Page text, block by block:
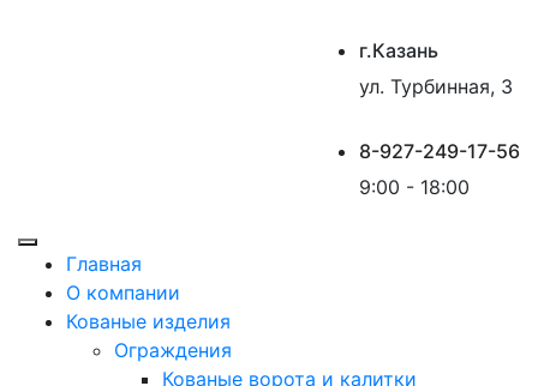
г.Казань
ул. Турбинная, 3
8-927-249-17-56
9:00 - 18:00
Главная
О компании
Кованые изделия
Ограждения
Кованые ворота и калитки